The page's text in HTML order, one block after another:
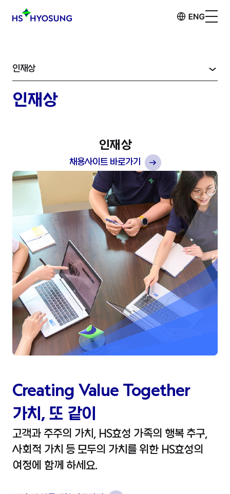
인재상
인재상
인재상
채용사이트 바로가기
Creating Value Together
가치, 또 같이
고객과 주주의 가치, HS효성 가족의 행복 추구,
사회적 가치 등 모두의 가치를 위한 HS효성의
여정에 함께 하세요.